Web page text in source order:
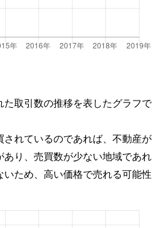
取引数の推移を表したグラフで
れているのであれば、不動産が
り、売買数が少ない地域であれ
ため、高い価格で売れる可能性